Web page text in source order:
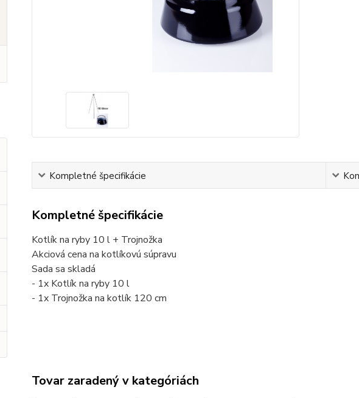
Kompletné špecifikácie
Kompletné špecifikácie
Kotlík na ryby 10 l + Trojnožka
Akciová cena na kotlíkovú súpravu
Sada sa skladá
- 1x Kotlík na ryby 10 l
- 1x Trojnožka na kotlík 120 cm
Tovar zaradený v kategóriách